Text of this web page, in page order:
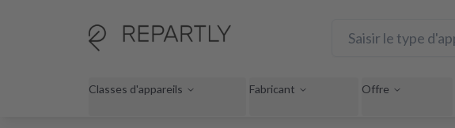
Classes d'appareils Fabricant Offre